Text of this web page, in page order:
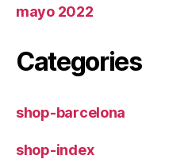
mayo 2022
Categories
shop-barcelona
shop-index